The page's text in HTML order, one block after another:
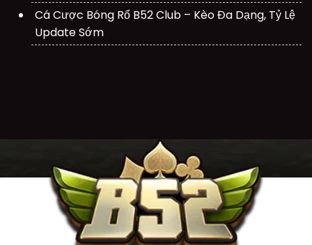
Cá Cược Bóng Rổ B52 Club – Kèo Đa Dạng, Tỷ Lệ
Update Sớm